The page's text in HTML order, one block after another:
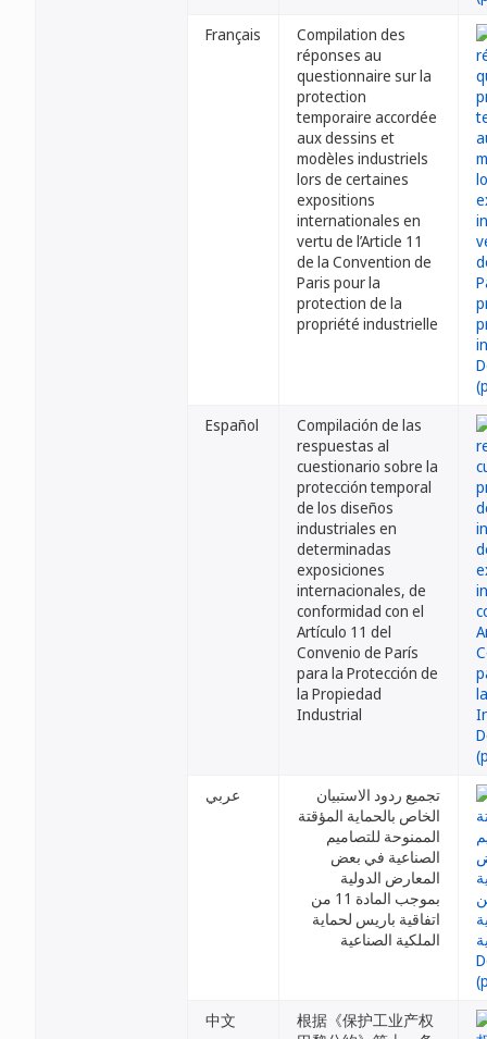
Français
Compilation des
réponses au
questionnaire sur la
protection
temporaire accordée
aux dessins et
modèles industriels
lors de certaines
expositions
internationales en
vertu de l’Article 11
de la Convention de
Paris pour la
protection de la
propriété industrielle
Español
Compilación de las
respuestas al
cuestionario sobre la
protección temporal
de los diseños
industriales en
determinadas
exposiciones
internacionales, de
conformidad con el
Artículo 11 del
Convenio de París
para la Protección de
la Propiedad
Industrial
عربي
تجميع ردود الاستبيان
الخاص بالحماية المؤقتة
الممنوحة للتصاميم
الصناعية في بعض
المعارض الدولية
بموجب المادة 11 من
اتفاقية باريس لحماية
الملكية الصناعية
中文
根据《保护工业产权